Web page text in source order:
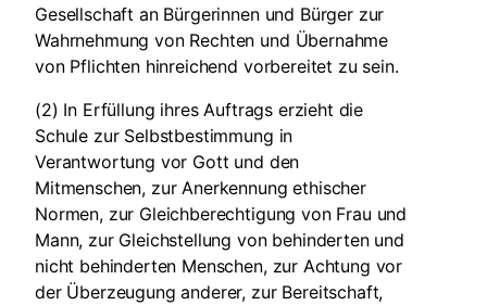
Gesellschaft an Bürgerinnen und Bürger zur
Wahrnehmung von Rechten und Übernahme
von Pflichten hinreichend vorbereitet zu sein.
(2) In Erfüllung ihres Auftrags erzieht die
Schule zur Selbstbestimmung in
Verantwortung vor Gott und den
Mitmenschen, zur Anerkennung ethischer
Normen, zur Gleichberechtigung von Frau und
Mann, zur Gleichstellung von behinderten und
nicht behinderten Menschen, zur Achtung vor
der Überzeugung anderer, zur Bereitschaft,